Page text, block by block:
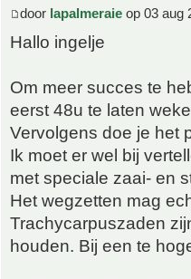
door lapalmeraie op 03 aug
Hallo ingelje
Om meer succes te
eerst 48u te laten
Vervolgens doe je het
Ik moet er wel bij
met speciale zaai- en
Het wegzetten mag
Trachycarpuszaden
houden. Bij een te